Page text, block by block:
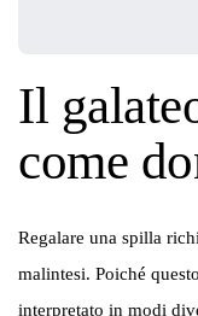
Il
come
Regalare una spilla
malintesi. Poiché
interpretato in modi